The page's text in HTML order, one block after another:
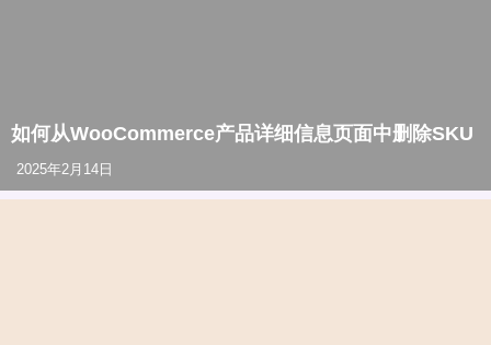
如何从WooCommerce产品详细信息页面中删除SKU
2025年2月14日